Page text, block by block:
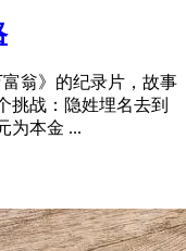
翁》的纪录片，故事
挑战：隐姓埋名去到
为本金 ...